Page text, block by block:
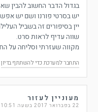
בגדול הדבר החשוב להבין
יש בסרטי פורנו ושם יש
יין בסיפורים זה בשביל
שווה עדיף לראות סרט.
מקווה שעזרתי וסליחה על
התחבר למערכת כדי להשתתף בדיון
מעוניין לעזור
22 בפברואר 2017 בשעה 10:51 pm